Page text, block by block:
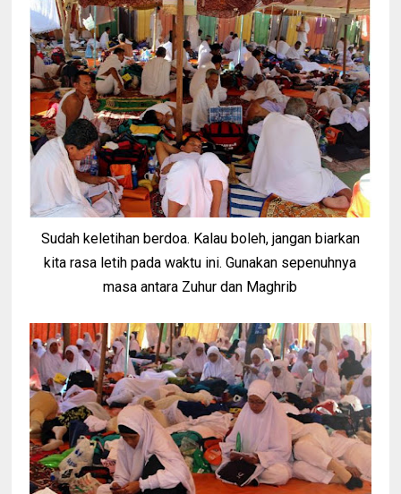
Sudah keletihan berdoa. Kalau boleh, jangan biarkan
kita rasa letih pada waktu ini. Gunakan sepenuhnya
masa antara Zuhur dan Maghrib